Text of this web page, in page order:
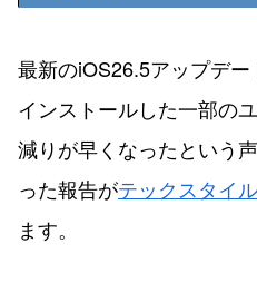
最新のiOS26.5アップデー
インストールした一部の
減りが早くなったという
った報告がテックスタイ
ます。